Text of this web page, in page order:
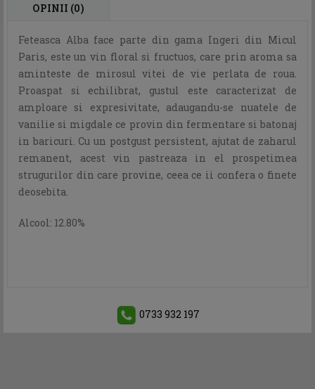
OPINII (0)
Feteasca Alba face parte din gama Ingeri din Micul
Paris, este un vin floral si fructuos, care prin aroma sa
aminteste de mirosul vitei de vie perlata de roua.
Proaspat si echilibrat, gustul este caracterizat de
amploare si expresivitate, adaugandu-se nuatele de
vanilie si migdale ce provin din fermentare si batonaj
in baricuri. Cu un postgust persistent, ajutat de zaharul
remanent, acest vin pastreaza in el prospetimea
strugurilor din care provine, ceea ce ii confera o finete
deosebita.
Alcool: 12.80%
0733 932 197